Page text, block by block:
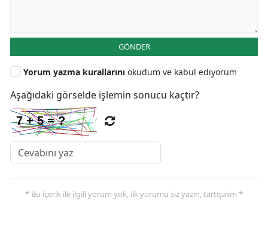
GÖNDER
Yorum yazma kurallarını okudum ve kabul ediyorum
Aşağıdaki görselde işlemin sonucu kaçtır?
* Bu içerik ile ilgili yorum yok, ilk yorumu siz yazın, tartışalım *